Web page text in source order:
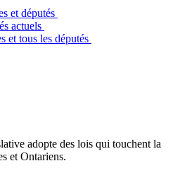
et députés
actuels
et tous les députés
adopte des lois qui touchent la
et Ontariens.